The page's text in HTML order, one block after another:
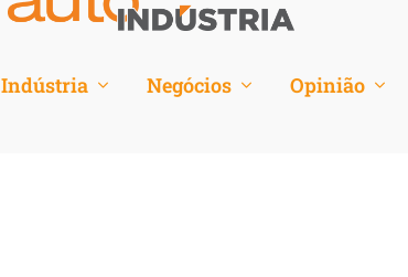
Indústria Negócios Opinião